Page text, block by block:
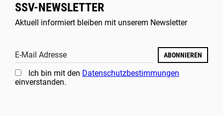
SSV-NEWSLETTER
Aktuell informiert bleiben mit unserem Newsletter
E-Mail Adresse ABONNIEREN
Ich bin mit den Datenschutzbestimmungen
einverstanden.